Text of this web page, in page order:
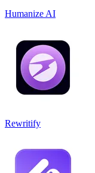
Humanize AI
Rewritify